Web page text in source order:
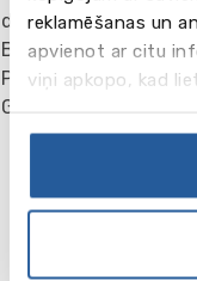
reklamēšanas un
apvienot ar citu
viņi apkopo, kad
dzīvesvietā, kā arī
Birmingemā
Paddingtonas
Gatvikas lidostas.